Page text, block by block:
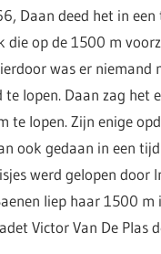
Daan deed het in
die op de 1500 m
was er niemand
te lopen. Daan zag
te lopen. Zijn enige
ook gedaan in een
werd gelopen door
liep haar 1500
Victor Van De